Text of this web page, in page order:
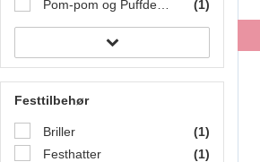
Pom-pom og Puffdecor
(1)
Festtilbehør
Briller
(1)
Festhatter
(1)